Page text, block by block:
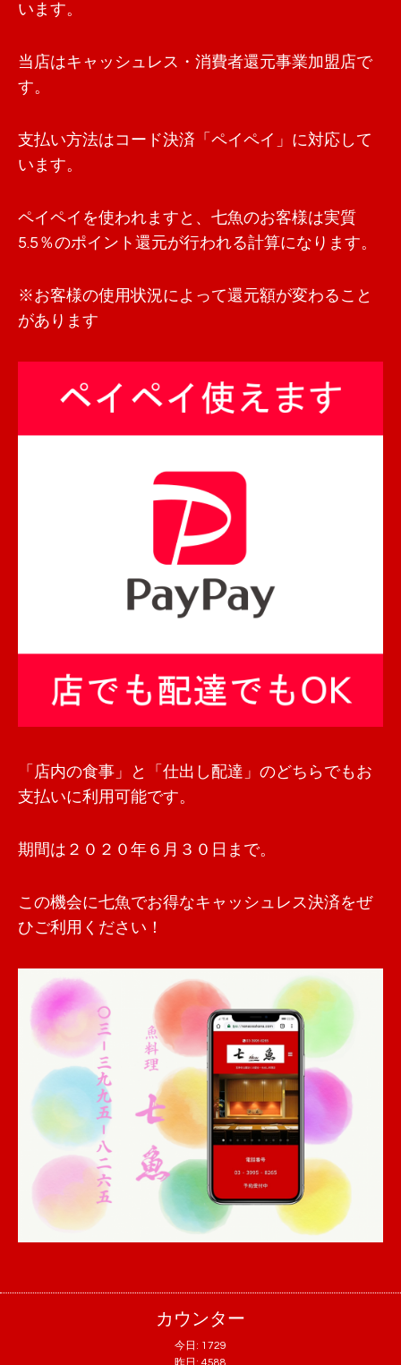
います。
当店はキャッシュレス・消費者還元事業加盟店で
す。
支払い方法はコード決済「ペイペイ」に対応して
います。
ペイペイを使われますと、七魚のお客様は実質
5.5％のポイント還元が行われる計算になります。
※お客様の使用状況によって還元額が変わること
があります
「店内の食事」と「仕出し配達」のどちらでもお
支払いに利用可能です。
期間は２０２０年６月３０日まで。
この機会に七魚でお得なキャッシュレス決済をぜ
ひご利用ください！
カウンター
今日: 1729